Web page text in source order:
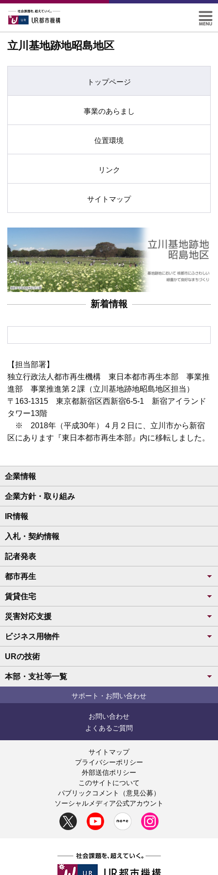
立川基地跡地昭島地区
トップページ
事業のあらまし
位置環境
リンク
サイトマップ
新着情報
【担当部署】
独立行政法人都市再生機構 東日本都市再生本部 事業推
進部 事業推進第２課（立川基地跡地昭島地区担当）
〒163-1315 東京都新宿区西新宿6-5-1 新宿アイランド
タワー13階
※ 2018年（平成30年）４月２日に、立川市から新宿
区にあります『東日本都市再生本部』内に移転しました。
企業情報
企業方針・取り組み
IR情報
入札・契約情報
記者発表
都市再生
賃貸住宅
災害対応支援
ビジネス用物件
URの技術
本部・支社等一覧
サポート・お問い合わせ
お問い合わせ
よくあるご質問
サイトマップ
プライバシーポリシー
外部送信ポリシー
このサイトについて
パブリックコメント（意見公募）
ソーシャルメディア公式アカウント